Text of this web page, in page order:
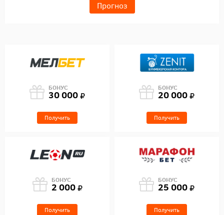
Прогноз
БОНУС
30 000
Получить
БОНУС
20 000
Получить
БОНУС
2 000
Получить
БОНУС
25 000
Получить